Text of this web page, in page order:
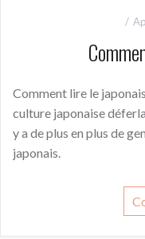
Comment lire le
culture japonaise
y a de plus en plus de
japonais.